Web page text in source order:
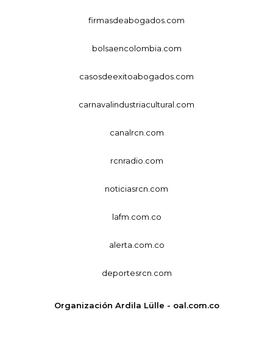
firmasdeabogados.com
bolsaencolombia.com
casosdeexitoabogados.com
carnavalindustriacultural.com
canalrcn.com
rcnradio.com
noticiasrcn.com
lafm.com.co
alerta.com.co
deportesrcn.com
Organización Ardila Lülle - oal.com.co